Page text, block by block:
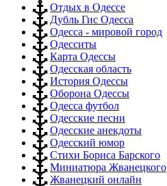
Отдых в Одессе
Дубль Гис Одесса
Одесса - мировой город
Одесситы
Карта Одессы
Одесская область
История Одессы
Оборона Одессы
Одесса футбол
Одесские песни
Одесские анекдоты
Одесский юмор
Стихи Бориса Барского
Миниатюра Жванецкого
Жванецкий онлайн